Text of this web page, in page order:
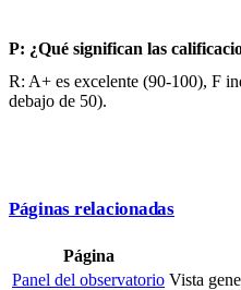
P: ¿Qué significan las
R: A+ es excelente (90-100), F
debajo de 50).
Páginas relacionadas
Página
Panel del observatorio Vista